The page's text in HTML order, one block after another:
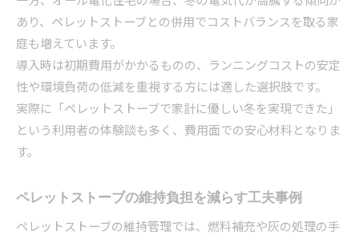
あり、ペレットストーブとの併用でコストバランスを取る家
庭も増えています。
導入時は初期費用がかかるものの、ランニングコストの安定
性や環境負荷の低減を重視する方には適した選択肢です。
実際に「ペレットストーブで家計に優しい冬を実現できた」
という利用者の体験談も多く、費用面での安心材料となりま
す。
ペレットストーブの維持負担を減らす工夫事例
ペレットストーブの維持管理では、燃料補充や灰の処理の手